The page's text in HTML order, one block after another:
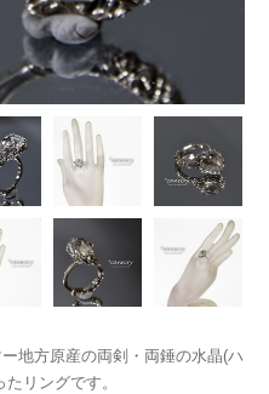
地方原産の両剣・両錘の水晶(ハ
リングです。